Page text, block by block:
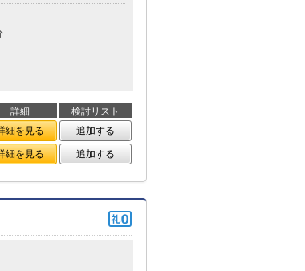
詳細
検討リスト
細を見る
追加する
細を見る 追加する